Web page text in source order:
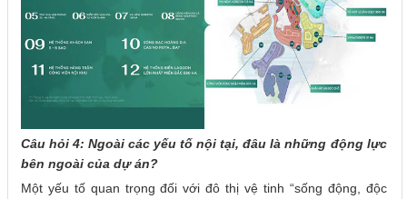
Câu hỏi 4: Ngoài các yếu tố nội tại, đâu là những động lực
bên ngoài của dự án?
Một yếu tố quan trọng đối với đô thị vệ tinh “sống động, độc